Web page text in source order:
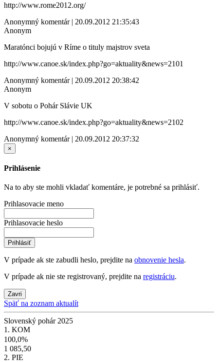
http://www.rome2012.org/
Anonymný komentár | 20.09.2012 21:35:43
Anonym
Maratónci bojujú v Ríme o tituly majstrov sveta
http://www.canoe.sk/index.php?go=aktuality&news=2101
Anonymný komentár | 20.09.2012 20:38:42
Anonym
V sobotu o Pohár Slávie UK
http://www.canoe.sk/index.php?go=aktuality&news=2102
Anonymný komentár | 20.09.2012 20:37:32
×
Prihlásenie
Na to aby ste mohli vkladať komentáre, je potrebné sa prihlásiť.
Prihlasovacie meno
Prihlasovacie heslo
Prihlásiť
V prípade ak ste zabudli heslo, prejdite na obnovenie hesla.
V prípade ak nie ste registrovaný, prejdite na registráciu.
Zavri
Späť na zoznam aktualít
Slovenský pohár 2025
1. KOM
100,0%
1 085,50
2. PIE